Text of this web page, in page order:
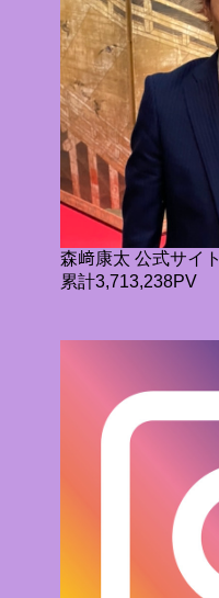
森﨑康太 公式サイト
累計3,713,238PV